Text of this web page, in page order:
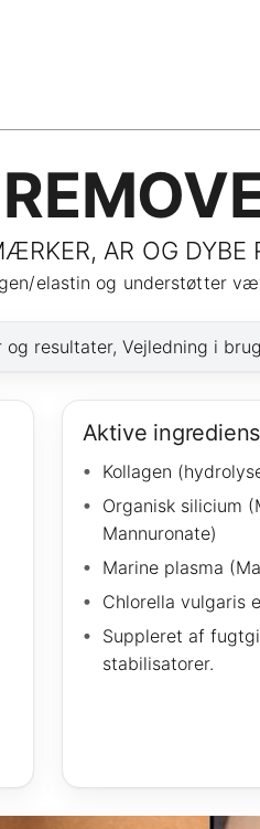
AR OG DYBE
elastin og understøtter
resultater, Vejledning i
Aktive
Kollagen
Organisk silicium
Mannuronate)
Marine plasma
Chlorella vulgaris
Suppleret af
stabilisatorer.